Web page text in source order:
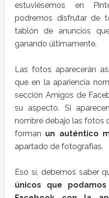
estuviésemos en
podremos disfrutar de
tablón de anuncios
ganando últimamente.
Las fotos aparecerán
que en la apariencia
sección Amigos de
su aspecto. Si
nombre debajo las fotos
forman un auténtico
apartado de fotografías.
Eso sí, debemos saber
únicos que